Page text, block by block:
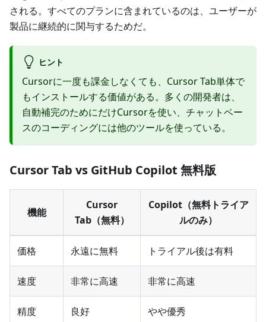
される。すべてのプランに含まれているのは、ユーザーが
製品に継続的に関与するためだ。
ヒント
Cursorに一度も課金しなくても、Cursor Tab単体で
もインストールする価値がある。多くの開発者は、
自動補完のためにだけCursorを使い、チャットベー
スのコーディングには他のツールを使っている。
Cursor Tab vs GitHub Copilot 無料版
機能
Cursor
Tab（無料）
Copilot（無料トライア
ルのみ）
価格 永遠に無料 トライアル後は有料
速度 非常に高速 非常に高速
精度 良好 やや優秀